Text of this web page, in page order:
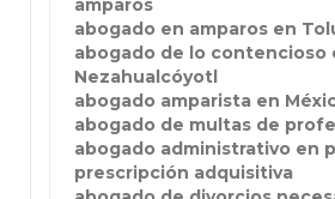
amparos
abogado en amparos en
abogado de lo contencioso
Nezahualcóyotl
abogado amparista en
abogado de multas de
abogado administrativo en
prescripción adquisitiva